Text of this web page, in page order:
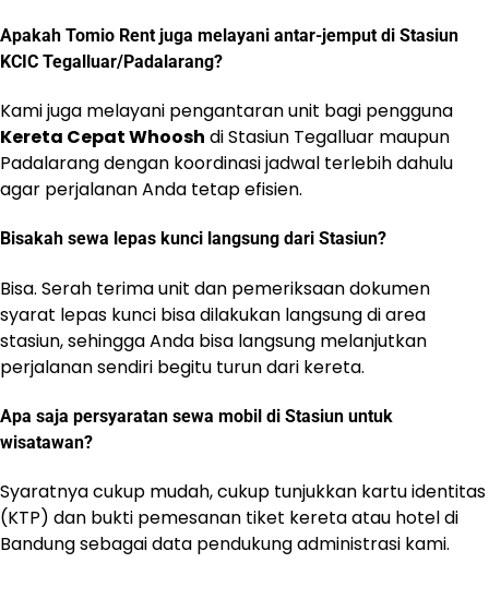
Apakah Tomio Rent juga melayani antar-jemput di Stasiun
KCIC Tegalluar/Padalarang?
Kami juga melayani pengantaran unit bagi pengguna
Kereta Cepat Whoosh di Stasiun Tegalluar maupun
Padalarang dengan koordinasi jadwal terlebih dahulu
agar perjalanan Anda tetap efisien.
Bisakah sewa lepas kunci langsung dari Stasiun?
Bisa. Serah terima unit dan pemeriksaan dokumen
syarat lepas kunci bisa dilakukan langsung di area
stasiun, sehingga Anda bisa langsung melanjutkan
perjalanan sendiri begitu turun dari kereta.
Apa saja persyaratan sewa mobil di Stasiun untuk
wisatawan?
Syaratnya cukup mudah, cukup tunjukkan kartu identitas
(KTP) dan bukti pemesanan tiket kereta atau hotel di
Bandung sebagai data pendukung administrasi kami.